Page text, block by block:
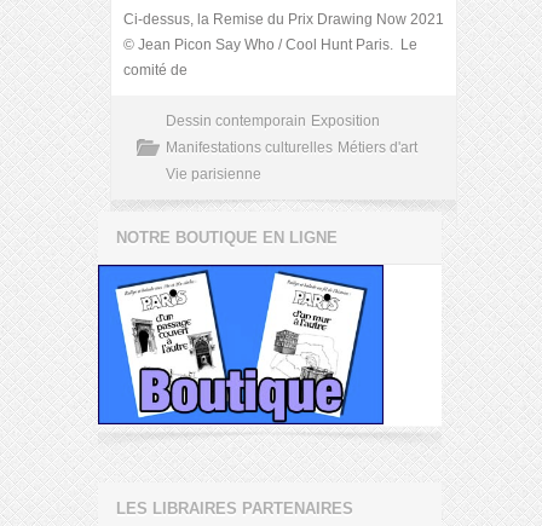
Ci-dessus, la Remise du Prix Drawing Now 2021
© Jean Picon Say Who / Cool Hunt Paris. Le
comité de
Dessin contemporain Exposition
Manifestations culturelles Métiers d'art
Vie parisienne
NOTRE BOUTIQUE EN LIGNE
LES LIBRAIRES PARTENAIRES